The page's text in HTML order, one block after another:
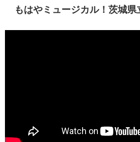
もはやミュージカル！茨城